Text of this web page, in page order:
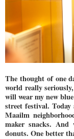
The thought of one
world really
will wear my new
street festival.
Maailm
maker snacks.
donuts. One better